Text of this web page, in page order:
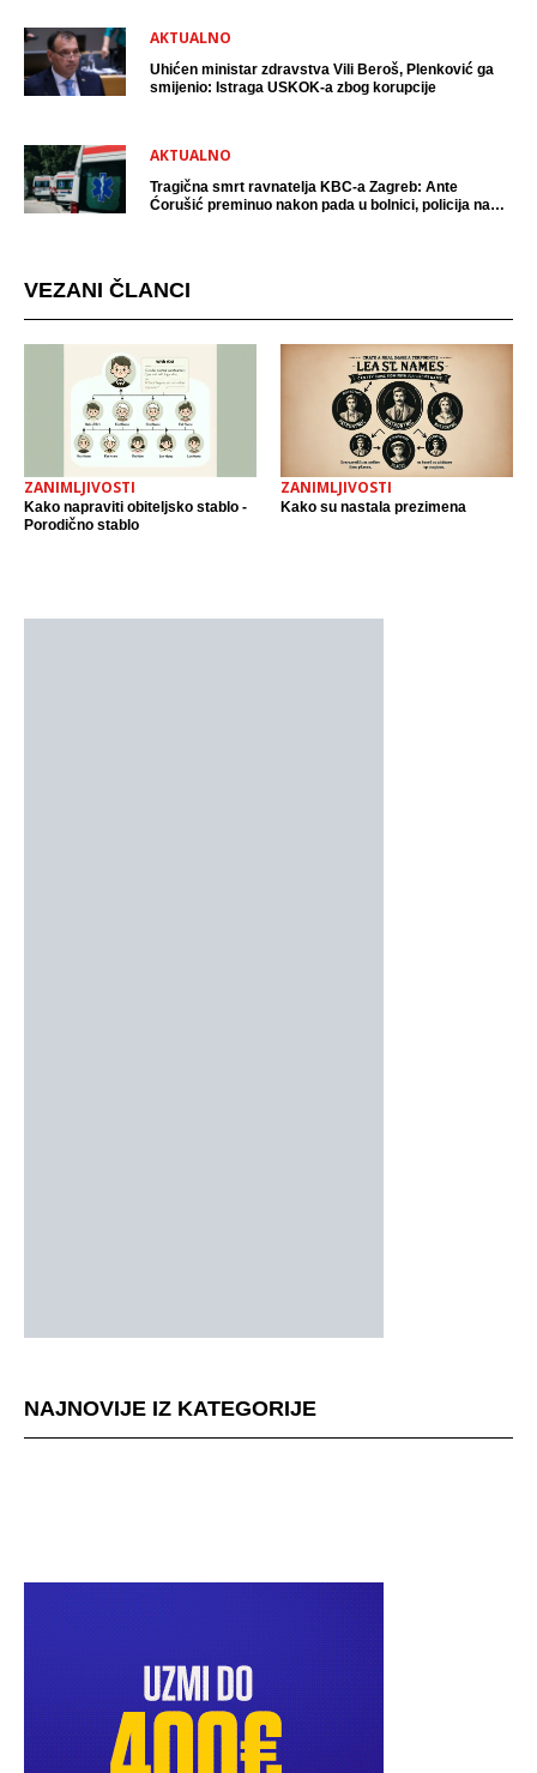
AKTUALNO
Uhićen ministar zdravstva Vili Beroš, Plenković ga
smijenio: Istraga USKOK-a zbog korupcije
AKTUALNO
Tragična smrt ravnatelja KBC-a Zagreb: Ante
Ćorušić preminuo nakon pada u bolnici, policija na
VEZANI ČLANCI
ZANIMLJIVOSTI
Kako napraviti obiteljsko stablo -
Porodično stablo
ZANIMLJIVOSTI
Kako su nastala prezimena
NAJNOVIJE IZ KATEGORIJE